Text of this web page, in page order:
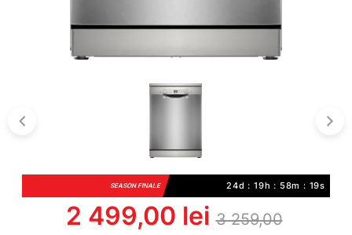
SEASON FINALE 24d : 19h : 58m : 19s
2 499,00 lei 3 259,00